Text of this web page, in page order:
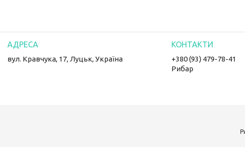
вул. Кравчука, 17, Луцьк, Україна
+380 (93) 479-78-41
Рибар